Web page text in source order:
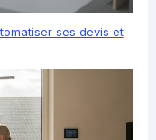
ses devis et